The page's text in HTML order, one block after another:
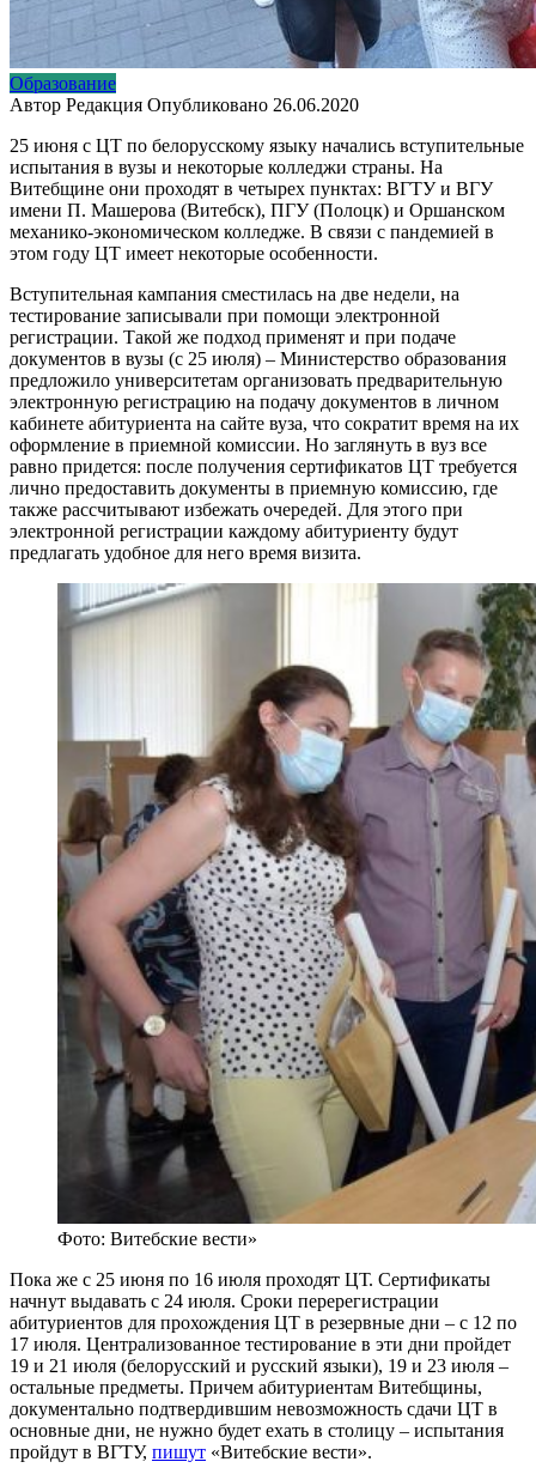
Образование
Автор Редакция Опубликовано 26.06.2020
25 июня с ЦТ по белорусскому языку начались вступительные
испытания в вузы и некоторые колледжи страны. На
Витебщине они проходят в четырех пунктах: ВГТУ и ВГУ
имени П. Машерова (Витебск), ПГУ (Полоцк) и Оршанском
механико-экономическом колледже. В связи с пандемией в
этом году ЦТ имеет некоторые особенности.
Вступительная кампания сместилась на две недели, на
тестирование записывали при помощи электронной
регистрации. Такой же подход применят и при подаче
документов в вузы (с 25 июля) – Министерство образования
предложило университетам организовать предварительную
электронную регистрацию на подачу документов в личном
кабинете абитуриента на сайте вуза, что сократит время на их
оформление в приемной комиссии. Но заглянуть в вуз все
равно придется: после получения сертификатов ЦТ требуется
лично предоставить документы в приемную комиссию, где
также рассчитывают избежать очередей. Для этого при
электронной регистрации каждому абитуриенту будут
предлагать удобное для него время визита.
Фото: Витебские вести»
Пока же с 25 июня по 16 июля проходят ЦТ. Сертификаты
начнут выдавать с 24 июля. Сроки перерегистрации
абитуриентов для прохождения ЦТ в резервные дни – с 12 по
17 июля. Централизованное тестирование в эти дни пройдет
19 и 21 июля (белорусский и русский языки), 19 и 23 июля –
остальные предметы. Причем абитуриентам Витебщины,
документально подтвердившим невозможность сдачи ЦТ в
основные дни, не нужно будет ехать в столицу – испытания
пройдут в ВГТУ, пишут «Витебские вести».